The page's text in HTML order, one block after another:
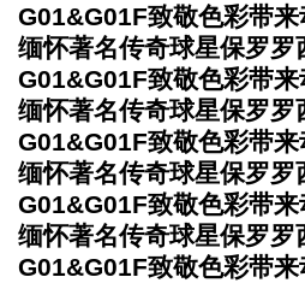
G01&G01F致敬色彩带来
缅怀著名传奇球星保罗罗
G01&G01F致敬色彩带来
缅怀著名传奇球星保罗罗
G01&G01F致敬色彩带来
缅怀著名传奇球星保罗罗
G01&G01F致敬色彩带来
缅怀著名传奇球星保罗罗
G01&G01F致敬色彩带来